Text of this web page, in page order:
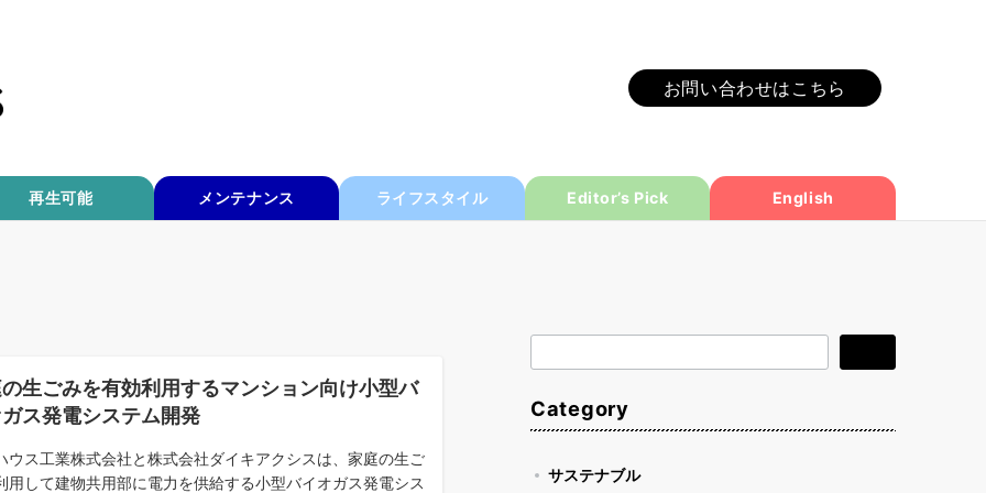
お問い合わせはこちら
再生可能 メンテナンス ライフスタイル Editor’s Pick English
生ごみを有効利用するマンション向け小型バ
ス発電システム開発
ウス工業株式会社と株式会社ダイキアクシスは、家庭の生ご
用して建物共用部に電力を供給する小型バイオガス発電シス
索
Category
サステナブル